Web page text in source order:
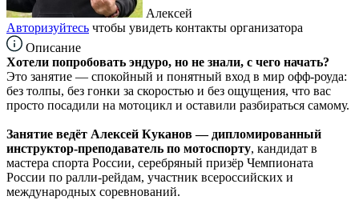
Алексей
Авторизуйтесь чтобы увидеть контакты организатора
Описание
Хотели попробовать эндуро, но не знали, с чего начать?
Это занятие — спокойный и понятный вход в мир офф-роуда:
без толпы, без гонки за скоростью и без ощущения, что вас
просто посадили на мотоцикл и оставили разбираться самому.
Занятие ведёт Алексей Куканов — дипломированный
инструктор-преподаватель по мотоспорту, кандидат в
мастера спорта России, серебряный призёр Чемпионата
России по ралли-рейдам, участник всероссийских и
международных соревнований.